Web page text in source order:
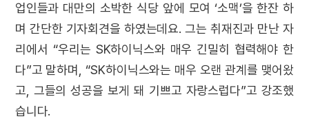
업인들과 대만의 소박한 식당 앞에 모여 ‘소맥’을 한잔 하
며 간단한 기자회견을 하였는데요. 그는 취재진과 만난 자
리에서 “우리는 SK하이닉스와 매우 긴밀히 협력해야 한
다”고 말하며, “SK하이닉스와는 매우 오랜 관계를 맺어왔
고, 그들의 성공을 보게 돼 기쁘고 자랑스럽다”고 강조했
습니다.